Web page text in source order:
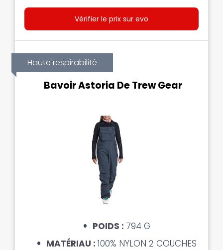
Vérifier le prix sur evo
Haute respirabilité
Bavoir Astoria De Trew Gear
POIDS : 794 G
MATÉRIAU : 100% NYLON 2 COUCHES